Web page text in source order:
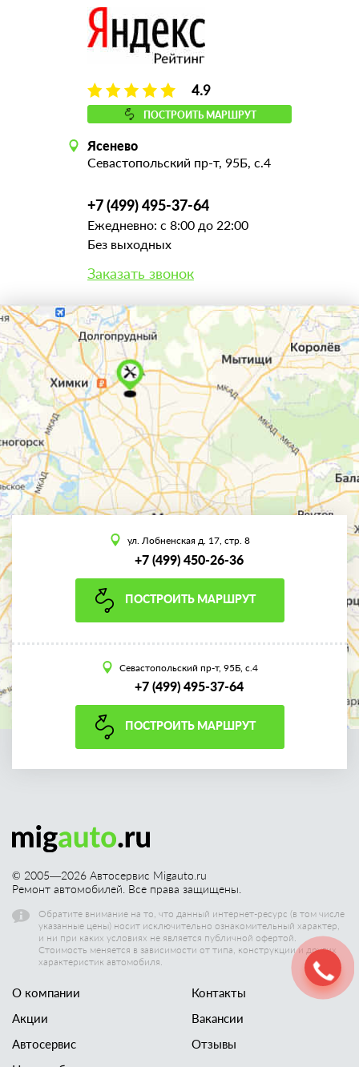
4.9
ПОСТРОИТЬ МАРШРУТ
Ясенево
Севастопольский пр-т, 95Б, с.4
+7 (499) 495-37-64
Ежедневно: с 8:00 до 22:00
Без выходных
Заказать звонок
ул. Лобненская д. 17, стр. 8
+7 (499) 450-26-36
ПОСТРОИТЬ МАРШРУТ
Севастопольский пр-т, 95Б, с.4
+7 (499) 495-37-64
ПОСТРОИТЬ МАРШРУТ
© 2005—2026 Автосервис Migauto.ru
Ремонт автомобилей. Все права защищены.
Обратите внимание на то, что данный интернет-ресурс (в том числе
указанные цены) носит исключительно ознакомительный характер,
и ни при каких условиях не является публичной офертой.
Стоимость меняется в зависимости от типа, конструкции и других
характеристик автомобиля.
О компании
Акции
Автосервис
Контакты
Вакансии
Отзывы